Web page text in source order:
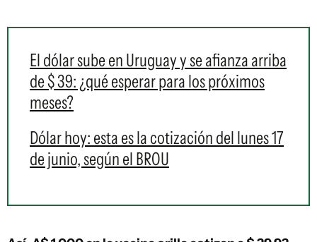
El dólar sube en Uruguay y se afianza arriba
de $ 39: ¿qué esperar para los próximos
meses?
Dólar hoy: esta es la cotización del lunes 17
de junio, según el BROU